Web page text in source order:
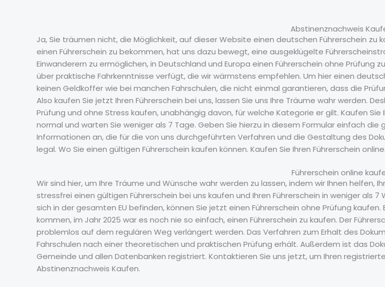
Abstinenznachweis
Ja, Sie träumen nicht, die Möglichkeit, auf dieser Website einen deutschen Führerschein zu
einen Führerschein zu bekommen, hat uns dazu bewegt, eine ausgeklügelte
Einwanderern zu ermöglichen, in Deutschland und Europa einen Führerschein ohne
über praktische Fahrkenntnisse verfügt, die wir wärmstens empfehlen. Um hier einen
keinen Geldkoffer wie bei manchen Fahrschulen, die nicht einmal garantieren, dass die
Also kaufen Sie jetzt Ihren Führerschein bei uns, lassen Sie uns Ihre Träume wahr werden.
Prüfung und ohne Stress kaufen, unabhängig davon, für welche Kategorie er gilt. Kaufen
normal und warten Sie weniger als 7 Tage. Geben Sie hierzu in diesem Formular einfach
Informationen an, die für die von uns durchgeführten Verfahren und die Gestaltung des
legal. Wo Sie einen gültigen Führerschein kaufen können. Kaufen Sie Ihren Führerschein
Führerschein online
Wir sind hier, um Ihre Träume und Wünsche wahr werden zu lassen, indem wir Ihnen helfen,
stressfrei einen gültigen Führerschein bei uns kaufen und Ihren Führerschein in weniger als
sich in der gesamten EU befinden, können Sie jetzt einen Führerschein ohne Prüfung
kommen, im Jahr 2025 war es noch nie so einfach, einen Führerschein zu kaufen. Der
problemlos auf dem regulären Weg verlängert werden. Das Verfahren zum Erhalt des
Fahrschulen nach einer theoretischen und praktischen Prüfung erhält. Außerdem ist das
Gemeinde und allen Datenbanken registriert. Kontaktieren Sie uns jetzt, um Ihren
Abstinenznachweis Kaufen.